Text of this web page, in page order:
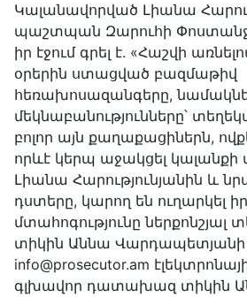
Կալանավորված Լիանա
պաշտպան Զարուհի
իր էջում գրել է. «Հաշվի
օրերին ստացված բազմաթիվ
հեռախոսազանգերը,
մեկնաբանությունները՝
բոլոր այն քաղաքացիներն,
որևէ կերպ աջակցել
Լիանա Հարությունյանին և
դստերը, կարող են ուղարկել
մտահոգությունը ներքոնշյալ
տիկին Աննա Վարդապետյանի
info@prosecutor.am
գլխավոր դատախազ տիկին